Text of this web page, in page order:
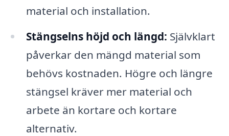
material och installation.
Stängselns höjd och längd: Självklart
påverkar den mängd material som
behövs kostnaden. Högre och längre
stängsel kräver mer material och
arbete än kortare och kortare
alternativ.